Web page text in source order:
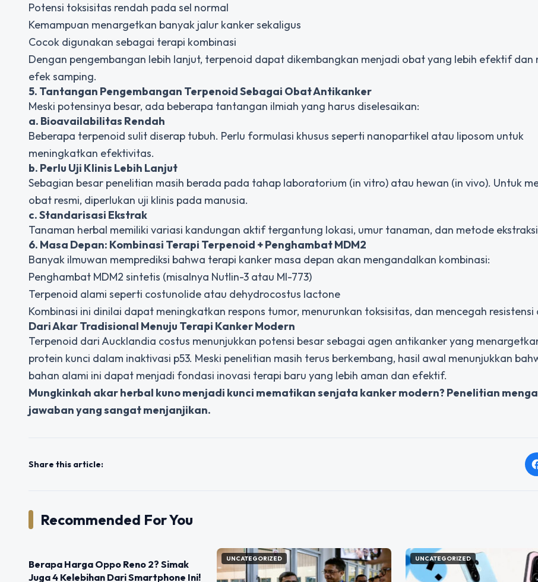
Potensi toksisitas rendah pada sel normal
Kemampuan menargetkan banyak jalur kanker sekaligus
Cocok digunakan sebagai terapi kombinasi
Dengan pengembangan lebih lanjut, terpenoid dapat dikembangkan menjadi obat yang lebih efektif dan
efek samping.
5. Tantangan Pengembangan Terpenoid Sebagai Obat Antikanker
Meski potensinya besar, ada beberapa tantangan ilmiah yang harus diselesaikan:
a. Bioavailabilitas Rendah
Beberapa terpenoid sulit diserap tubuh. Perlu formulasi khusus seperti nanopartikel atau liposom untuk
meningkatkan efektivitas.
b. Perlu Uji Klinis Lebih Lanjut
Sebagian besar penelitian masih berada pada tahap laboratorium (in vitro) atau hewan (in vivo). Untuk
obat resmi, diperlukan uji klinis pada manusia.
c. Standarisasi Ekstrak
Tanaman herbal memiliki variasi kandungan aktif tergantung lokasi, umur tanaman, dan metode
6. Masa Depan: Kombinasi Terapi Terpenoid + Penghambat MDM2
Banyak ilmuwan memprediksi bahwa terapi kanker masa depan akan mengandalkan kombinasi:
Penghambat MDM2 sintetis (misalnya Nutlin-3 atau MI-773)
Terpenoid alami seperti costunolide atau dehydrocostus lactone
Kombinasi ini dinilai dapat meningkatkan respons tumor, menurunkan toksisitas, dan mencegah resistensi
Dari Akar Tradisional Menuju Terapi Kanker Modern
Terpenoid dari Aucklandia costus menunjukkan potensi besar sebagai agen antikanker yang
protein kunci dalam inaktivasi p53. Meski penelitian masih terus berkembang, hasil awal menunjukkan
bahan alami ini dapat menjadi fondasi inovasi terapi baru yang lebih aman dan efektif.
Mungkinkah akar herbal kuno menjadi kunci mematikan senjata kanker modern? Penelitian
jawaban yang sangat menjanjikan.
Share this article:
Recommended For You
Berapa Harga Oppo Reno 2? Simak
Juga 4 Kelebihan Dari Smartphone Ini!
UNCATEGORIZED UNCATEGORIZED